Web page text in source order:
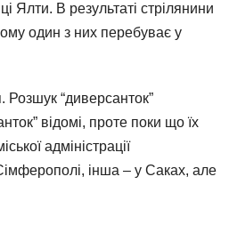
Ялти. В результаті стрілянини
один з них перебуває у
“диверсанток”
відомі, проте поки що їх
адміністрації
інша – у Саках, але